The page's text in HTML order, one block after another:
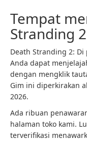
Tempat
Stranding 2
Death Stranding 2:
Anda dapat
dengan mengklik
Gim ini diperkirakan
2026.
Ada ribuan
halaman toko kami.
terverifikasi